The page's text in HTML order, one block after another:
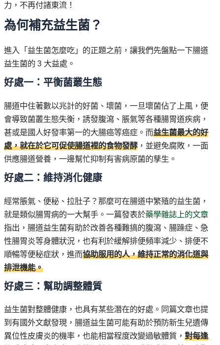
力，不再付諸東流！
為何補充益生菌？
進入「益生菌怎麼吃」的正題之前，讓我們先盤點一下腸道
益生菌的 3 大益處。
好處一：平衡菌叢生態
腸道中住著數以兆計的好菌、壞菌，一旦壞菌佔了上風，便
會導致菌叢生態失衡，誘發腹瀉、脹氣等各種腸胃道疾病，
甚或是國人好發率第一的大腸癌等癌症。而益生菌最大的好
處，就在於它可促使腸道裡的食物發酵，並避免腐敗，一面
供應腸道營養，一邊幫忙抑制有害病原菌的孳生。
好處二：維持消化健康
經常脹氣、便秘、拉肚子？那麼可在腸道中繁殖的益生菌，
就是類似腸胃病的一大幫手。一篇發表於藥學雜誌上的文章
指出，腸道益生菌有助於改善各種難搞的腹瀉、腸躁症、急
性腸胃炎等身體狀況，也有利於緩解排便頻率減少、排便不
順暢等便秘症狀，進而協助服用的人，維持正常的消化道與
排泄機能。
好處三：幫助調整體質
益生菌對整體健康，也具有某些潛在的好處。同篇文章也提
到有國外文獻發現，腸道益生菌可能有助於預防新生兒遺傳
異位性皮膚炎的機率，也能相當程度改變過敏體質，對每逢